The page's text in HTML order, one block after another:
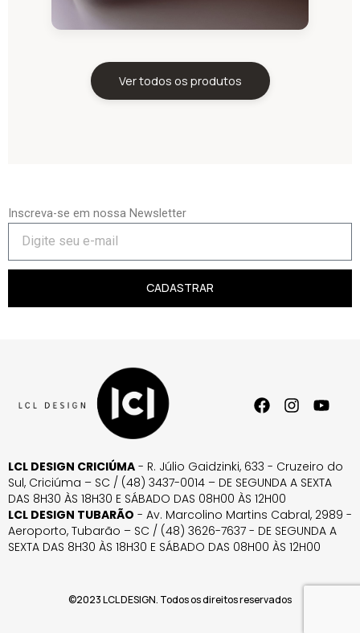
Ver todos os produtos
Inscreva-se em nossa Newsletter
CADASTRAR
LCL DESIGN CRICIÚMA - R. Júlio Gaidzinki, 633 - Cruzeiro do
Sul, Criciúma – SC / (48) 3437-0014 – DE SEGUNDA A SEXTA
DAS 8H30 ÀS 18H30 E SÁBADO DAS 08H00 ÀS 12H00
LCL DESIGN TUBARÃO - Av. Marcolino Martins Cabral, 2989 -
Aeroporto, Tubarão – SC / (48) 3626-7637 - DE SEGUNDA A
SEXTA DAS 8H30 ÀS 18H30 E SÁBADO DAS 08H00 ÀS 12H00
©2023 LCL DESIGN. Todos os direitos reservados